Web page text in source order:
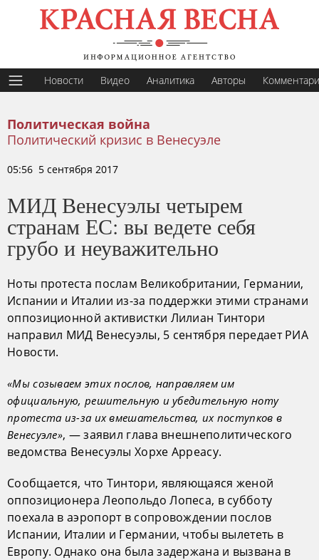
Новости Видео Аналитика Авторы
Политическая война
Политический кризис в Венесуэле
05:56 5 сентября 2017
МИД Венесуэлы четырем
странам ЕС: вы ведете себя
грубо и неуважительно
Ноты протеста послам Великобритании, Германии,
Испании и Италии из-за поддержки этими странами
оппозиционной активистки Лилиан Тинтори
направил МИД Венесуэлы, 5 сентября передает РИА
Новости.
«Мы созываем этих послов, направляем им
официальную, решительную и убедительную ноту
протеста из-за их вмешательства, их поступков в
Венесуэле», — заявил глава внешнеполитического
ведомства Венесуэлы Хорхе Арреасу.
Сообщается, что Тинтори, являющаяся женой
оппозиционера Леопольдо Лопеса, в субботу
поехала в аэропорт в сопровождении послов
Испании, Италии и Германии, чтобы вылететь в
Европу. Однако она была задержана и вызвана в